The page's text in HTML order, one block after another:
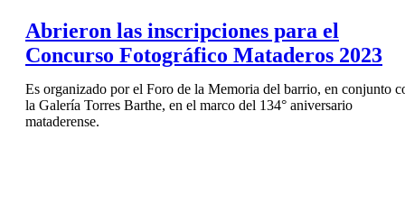
Abrieron las inscripciones para el
Concurso Fotográfico Mataderos 2023
Es organizado por el Foro de la Memoria del barrio, en conjunto
la Galería Torres Barthe, en el marco del 134° aniversario
mataderense.